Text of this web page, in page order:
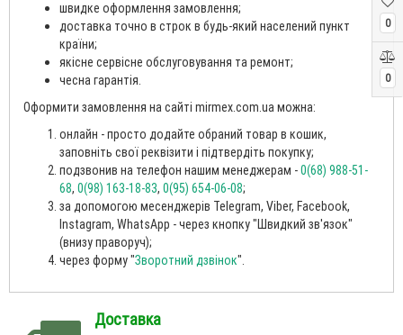
0
0
швидке оформлення замовлення;
доставка точно в строк в будь-який населений пункт
країни;
якісне сервісне обслуговування та ремонт;
чесна гарантія.
Оформити замовлення на сайті mirmex.com.ua можна:
онлайн - просто додайте обраний товар в кошик,
заповніть свої реквізити і підтвердіть покупку;
подзвонив на телефон нашим менеджерам -0(68) 988-51-
68, 0(98) 163-18-83, 0(95) 654-06-08;
за допомогою месенджерів Telegram, Viber, Facebook,
Instagram, WhatsApp - через кнопку "Швидкий зв'язок"
(внизу праворуч);
через форму "Зворотний дзвінок".
Доставка